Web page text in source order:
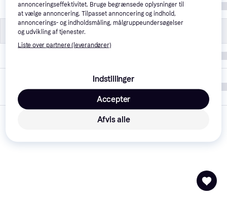
Farve Multifarve
Øvrigt
PriceRunner
16. marts 2026
annonceringseffektivitet. Bruge begrænsede oplysninger til
at vælge annoncering. Tilpasset annoncering og indhold,
annoncerings- og indholdsmåling, målgruppeundersøgelser
og udvikling af tjenester.
Liste over partnere (leverandører)
Indstillinger
Afvis alle
Accepter